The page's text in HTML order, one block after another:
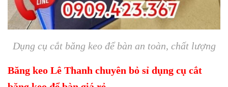
Dụng cụ cắt băng keo để bàn an toàn, chất lượng
Băng keo Lê Thanh chuyên bỏ sỉ dụng cụ cắt